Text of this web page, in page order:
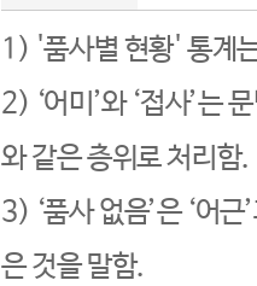
1) '품사별 현황' 통계
2) ‘어미’와 ‘접사’는
와 같은 층위로 처리함.
3) ‘품사 없음’은 ‘어
은 것을 말함.